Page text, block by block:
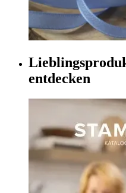
entdecken